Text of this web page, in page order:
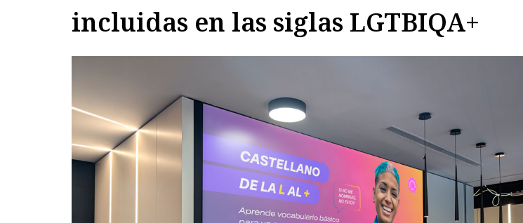
incluidas en las siglas LGTBIQA+